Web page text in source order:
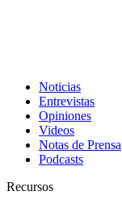
Noticias
Entrevistas
Opiniones
Videos
Notas de Prensa
Podcasts
Recursos